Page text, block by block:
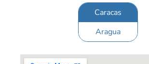
Caracas
Aragua